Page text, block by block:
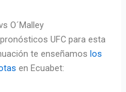
O´Malley
UFC para esta
te enseñamos los
en Ecuabet: